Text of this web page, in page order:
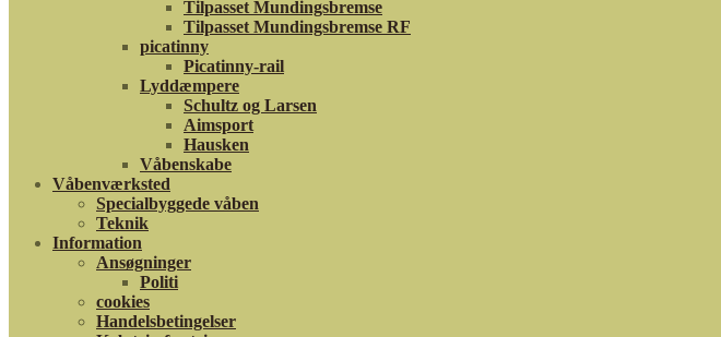
Tilpasset Mundingsbremse
Tilpasset Mundingsbremse RF
picatinny
Picatinny-rail
Lyddæmpere
Schultz og Larsen
Aimsport
Hausken
Våbenskabe
Våbenværksted
Specialbyggede våben
Teknik
Information
Ansøgninger
Politi
cookies
Handelsbetingelser